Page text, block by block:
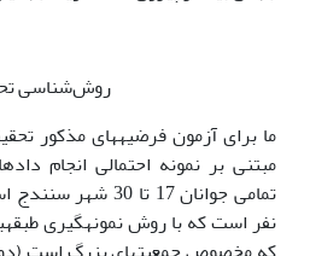
روش‌شناسی
ما برای آزمون فرضیه‏های مذکور
مبتنی بر نمونه احتمالی انجام
نفر است که با روش نمونه‏گیری